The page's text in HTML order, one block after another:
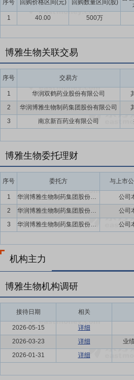
序号 回购价格区间(元) 回购数量区间(股)
1 40.00 500万
博雅生物关联交易
序号 交易方
1 华润双鹤药业股份有限公司
2
华润博雅生物制药集团股份有限公司
3
南京新百药业有限公司
博雅生物委托理财
序号 委托方 与上市
1 华润博雅生物制药集团股份有限公司
公司
2
华润博雅生物制药集团股份有限公司
公司
3
华润博雅生物制药集团股份有限公司 公司
机构主力
博雅生物机构调研
接待日期 相关
2026-05-15 详细
2026-03-23
详细
业
2026-01-31
详细